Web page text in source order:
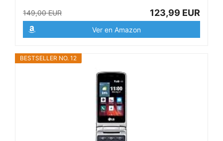
149,00 EUR 123,99 EUR
Ver en Amazon
BESTSELLER NO. 12